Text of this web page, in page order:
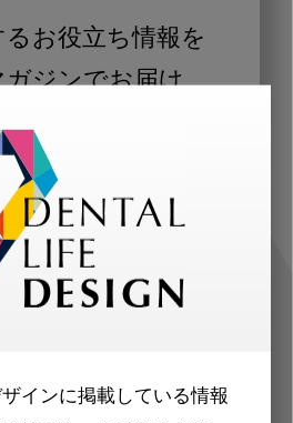
インに掲載している情報
お役立ち情報を
ガジンでお届け
た職種（歯科医師、歯
技工士）に合わせた内
ジンをお届けします。